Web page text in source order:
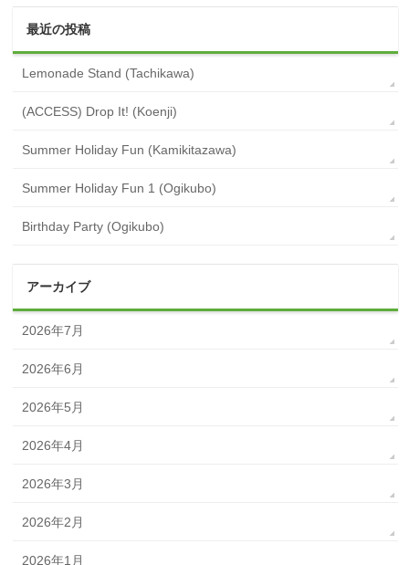
最近の投稿
Lemonade Stand (Tachikawa)
(ACCESS) Drop It! (Koenji)
Summer Holiday Fun (Kamikitazawa)
Summer Holiday Fun 1 (Ogikubo)
Birthday Party (Ogikubo)
アーカイブ
2026年7月
2026年6月
2026年5月
2026年4月
2026年3月
2026年2月
2026年1月